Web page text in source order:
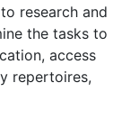
research and
the tasks to
access
repertoires,